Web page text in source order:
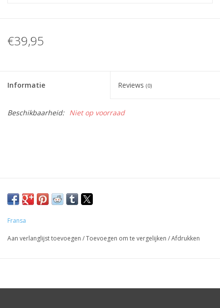
€39,95
Informatie Reviews (0)
Beschikbaarheid: Niet op voorraad
Fransa
Aan verlanglijst toevoegen /Toevoegen om te vergelijken /Afdrukken